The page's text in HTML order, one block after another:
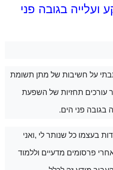
ועלייה בגובה פני
על חשיבות של מתן תשומת
עורכים תחזיות של השפעת
בגובה פני הים.
בעצמו כל שנותר לי ,ואני
פרסומים מדעיים וללמוד